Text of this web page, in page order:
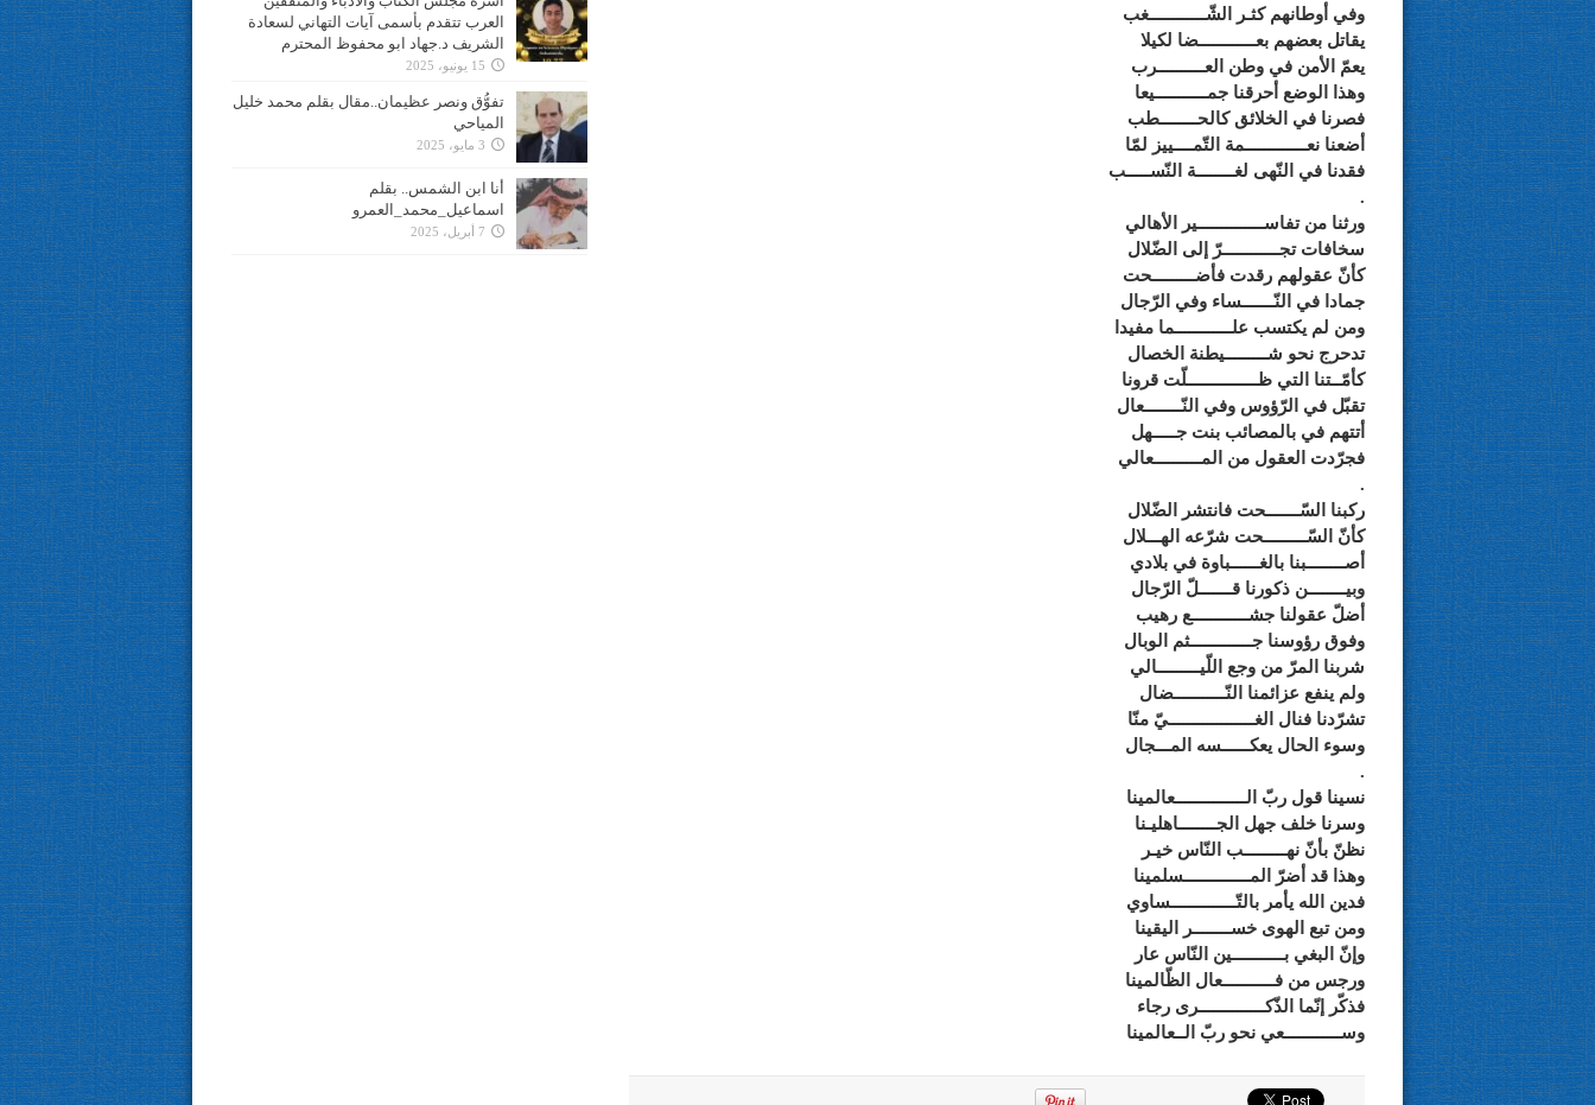
وفي أوطانهم كثـر الشّــــــــــــغب
يقاتل بعضهم بعــــــــــــضا لكيلا
يعمّ الأمن في وطن العــــــــــرب
وهذا الوضع أحرقنا جمـــــــــــيعا
فصرنا في الخلائق كالحــــــــطب
أضعنا نعـــــــــــــمة التّمــــييز لمّا
فقدنا في النّهى لغــــــــة النّســـــب
.
ورثنا من تفاســــــــــــــير الأهالي
سخافات تجــــــــــــرّ إلى الضّلال
كأنّ عقولهم رقدت فأضـــــــــحت
جمادا في النّـــــــساء وفي الرّجال
ومن لم يكتسب علــــــــــــما مفيدا
تدحرج نحو شـــــــــيطنة الخصال
كأمّــتنا التي ظـــــــــــــــلّت قرونا
تقبّل في الرّؤوس وفي النّــــــــعال
أتتهم في بالمصائب بنت جـــــهل
فجرّدت العقول من المــــــــــعالي
.
ركبنا السّـــــــحت فانتشر الضّلال
كأنّ السّـــــــــحت شرّعه الهـــلال
أصــــــــبنا بالغــــــباوة في بلادي
وبيــــــــن ذكورنا قـــــــلّ الرّجال
أضلّ عقولنا جشــــــــــــع رهيب
وفوق رؤوسنا جـــــــــــــثم الوبال
شربنا المرّ من وجع اللّيـــــــــالي
ولم ينفع عزائمنا النّـــــــــــضال
تشرّدنا فنال الغــــــــــــــــــيّ منّا
وسوء الحال يعكــــــسه المـــجال
.
نسينا قول ربّ الـــــــــــــــعالمينا
وسرنا خلف جهل الجــــــــاهليـنا
نظنّ بأنّ نهـــــــــب النّاس خيـر
وهذا قد أضرّ المــــــــــــــسلمينا
فدين الله يأمر بالتّــــــــــــــساوي
ومن تبع الهوى خســــــــر اليقينا
وإنّ البغي بـــــــــــين النّاس عار
ورجس من فـــــــــــعال الظّالمينا
فذكّر إنّما الذّكــــــــــــــرى رجاء
وســــــــــــعي نحو ربّ الــعالمينا
العرب تتقدم بأسمى آيات التهاني لسعادة
الشريف د.جهاد ابو محفوظ المحترم
15 يونيو، 2025
تفوُّق ونصر عظيمان..مقال بقلم محمد خليل
المياحي
3 مايو، 2025
أنا ابن الشمس.. بقلم
اسماعيل_محمد_العمرو
7 أبريل، 2025